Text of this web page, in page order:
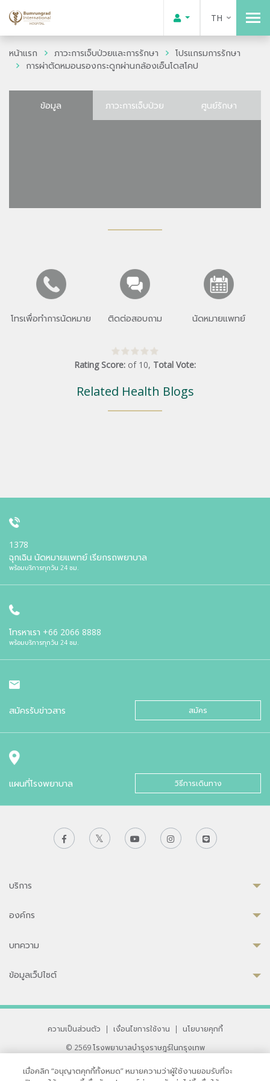
TH
หน้าแรก ภาวะการเจ็บป่วยและการรักษา
โปรแกรมการรักษา
การผ่าตัดหมอนรองกระดูกผ่านกล้องเอ็นโดสโคป
ข้อมูล ภาวะการเจ็บป่วย ศูนย์รักษา
โทรเพื่อทำการนัดหมาย ติดต่อสอบถาม นัดหมายแพทย์
Rating Score: of 10, Total Vote:
Related Health Blogs
1378
ฉุกเฉิน นัดหมายแพทย์ เรียกรถพยาบาล
พร้อมบริการทุกวัน 24 ชม.
โทรหาเรา +66 2066 8888
พร้อมบริการทุกวัน 24 ชม.
สมัครรับข่าวสาร สมัคร
แผนที่โรงพยาบาล วิธีการเดินทาง
บริการ
องค์กร
บทความ
ข้อมูลเว็ปไซต์
ความเป็นส่วนตัว | เงื่อนไขการใช้งาน |
นโยบายคุกกี้
© 2569 โรงพยาบาลบำรุงราษฎร์ในกรุงเทพ
เมื่อคลิก “อนุญาตคุกกี้ทั้งหมด” หมายความว่าผู้ใช้งานยอมรับที่จะ